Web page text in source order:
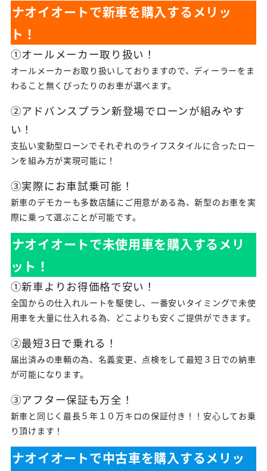
ナオイオートで新車を購入するメリッ
ト！
①オールメーカー取り扱い！
オールメーカーお取り扱いしておりますので、ディーラーをま
わること無くぴったりのお車が選べます。
②アドバンスプラン新登場でローンが組みやす
い！
支払い変動型ローンでそれぞれのライフスタイルに合ったロー
ンを組み方が実現可能に！
③実際にお車試乗可能！
新車のデモカーも多数店舗にご用意がある為、新型のお車を実
際に乗って選ぶことが可能です。
ナオイオートで未使用車を購入するメリ
ット！
①新車よりお得価格で安い！
全国からの仕入れルートを駆使し、一番安いタイミングで未使
用車を大量に仕入れる為、どこよりも安くご提供ができます。
②最短3日で乗れる！
届出済みの車輌の為、名義変更、点検をして最短３日での納車
が可能になります。
③アフター保証も万全！
新車と同じく最長５年１０万キロの保証付き！！安心してお乗
り頂けます！
ナオイオートで中古車を購入するメリッ